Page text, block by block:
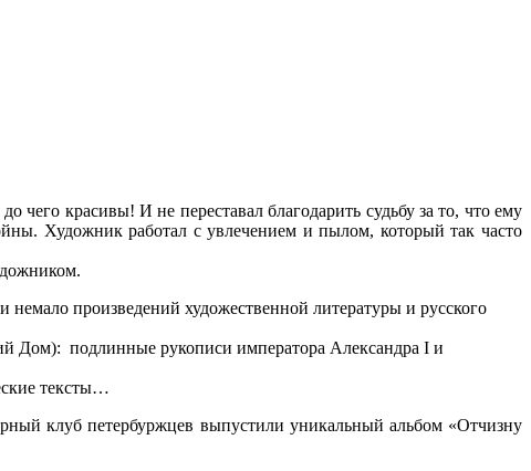
красивы! И не переставал благодарить судьбу за то, что ему
Художник работал с увлечением и пылом, который так часто
произведений художественной литературы и русского
Дом): подлинные рукописи императора Александра I и
тексты…
клуб петербуржцев выпустили уникальный альбом «Отчизну